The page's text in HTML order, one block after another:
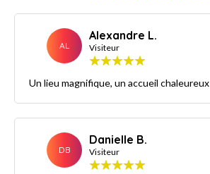
AL
Alexandre L.
Visiteur
Un lieu magnifique, un accueil chaleureux
DB
Danielle B.
Visiteur